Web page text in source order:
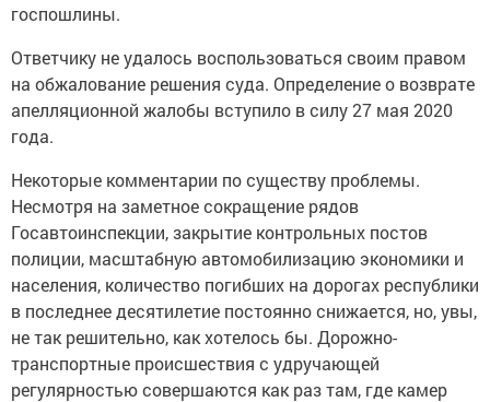
госпошлины.
Ответчику не удалось воспользоваться своим правом
на обжалование решения суда. Определение о возврате
апелляционной жалобы вступило в силу 27 мая 2020
года.
Некоторые комментарии по существу проблемы.
Несмотря на заметное сокращение рядов
Госавтоинспекции, закрытие контрольных постов
полиции, масштабную автомобилизацию экономики и
населения, количество погибших на дорогах республики
в последнее десятилетие постоянно снижается, но, увы,
не так решительно, как хотелось бы. Дорожно-
транспортные происшествия с удручающей
регулярностью совершаются как раз там, где камер